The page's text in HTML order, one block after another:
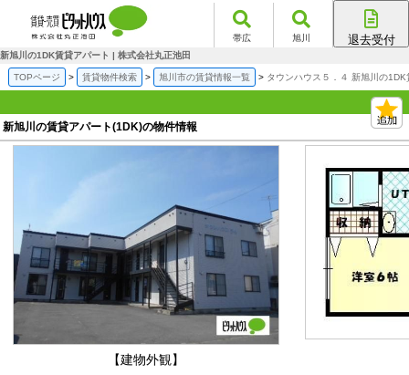
帯広 旭川 退去受付
新旭川の1DK賃貸アパート | 株式会社丸正池田
TOPページ 賃貸物件検索 旭川市の賃貸情報一覧 タウンハウス５．４ 新旭川の1DK
新旭川の賃貸アパート(1DK)の物件情報
【建物外観】